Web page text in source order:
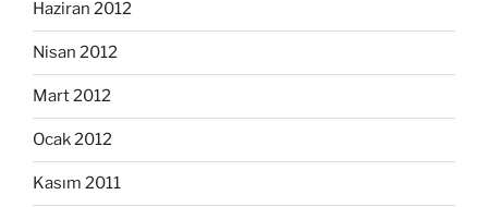
Haziran 2012
Nisan 2012
Mart 2012
Ocak 2012
Kasım 2011